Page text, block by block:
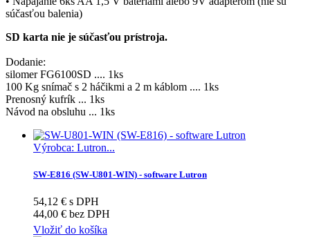
súčasťou balenia)
SD karta nie je súčasťou prístroja.
Dodanie:
silomer FG6100SD .... 1ks
100 Kg snímač s 2 háčikmi a 2 m káblom .... 1ks
Prenosný kufrík ... 1ks
Návod na obsluhu ... 1ks
Výrobca: Lutron...
SW-E816 (SW-U801-WIN) - software Lutron
54,12 € s DPH
44,00 € bez DPH
Vložiť do košíka